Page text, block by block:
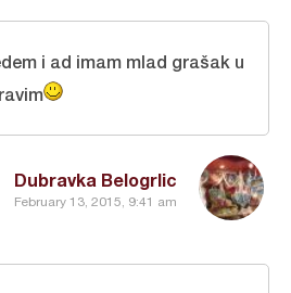
Dubravka Belogrlic
February 13, 2015, 9:41 am
i ad imam mlad grašak u